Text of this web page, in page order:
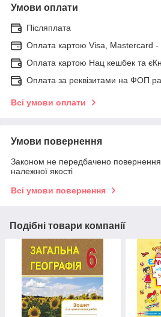
Умови оплати
Післяплата
Оплата картою Visa, Mastercard -
Оплата картою Нац кешбек та
Оплата за реквізитами на ФОП
Всі умови оплати
Умови повернення
Законом не передбачено повернення
належної якості
Всі умови повернення
Подібні товари компанії